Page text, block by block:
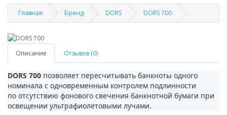
Главная Бренд DORS DORS 700
Описание Отзывов (0)
DORS 700 позволяет пересчитывать банкноты одного
номинала с одновременным контролем подлинности
по отсутствию фонового свечения банкнотной бумаги при
освещении ультрафиолетовыми лучами.